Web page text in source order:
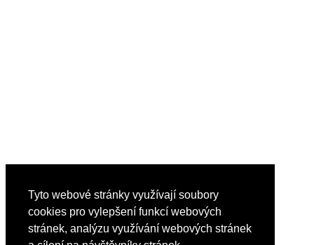
Tyto webové stránky využívají soubory
cookies pro vylepšení funkcí webových
stránek, analýzu využívání webových stránek